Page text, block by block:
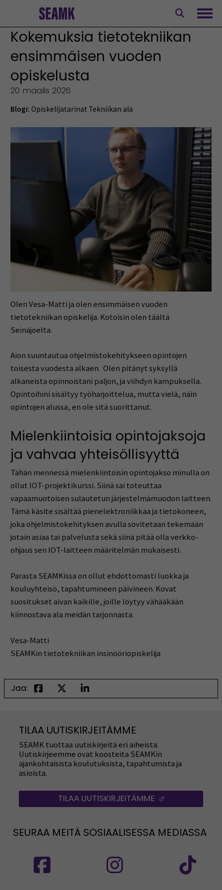
Kokemuksia tietotekniikan
ensimmäisen vuoden
opiskelusta
20 maalis 2026
Blogi: Opiskelijatarinat Tekniikan ala
Olen Vesa-Matti ja olen ensimmäisen vuoden
tietotekniikan opiskelija. Kotoisin olen täältä
Seinäjoelta.
Aion suuntautua ohjelmistokehitykseen opintojen
toisesta vuodesta alkaen. Olen pitänyt syksyllä
alkaneista opinnoistani paljon, ja viihdyn kampuksella.
Opintoihini sisältyy työharjoittelua, mutta vielä, näin
opintojen alussa, en ole sitä suorittanut.
Mielenkiintoisia opintojaksoja
ja vahvaa yhteisöllisyyttä
Tähän mennessä mielenkiintoisin opintojakso minulla on
ollut IOT-projektikurssi. Siinä sai toteuttaa
vapaamuotoisen sulautetun järjestelmämuodon laitteen.
Tämä käsite sisältää pienelektroniikkaa ja tietokoneen,
joka ohjelmistokehityksen avulla sovitetaan tekemään
jotain asiaa tai palvelusta sekä siinä pitää olla verkko-
ohjaus sen IOT-laitteen määritelmän mukaisesti.
Parasta SEAMKissa on ollut ehdottomasti luokka ja
kouluyhteisö, tapahtumineen päivineen. Kovat
suositukset aivan kaikille, joille löytyy vähääkään
kiinnostava ala meidän tarjonnasta.
Vesa-Matti
SEAMKin tietotekniikan insinööriopiskelija
Jaa:
TILAA UUTISKIRJEITÄMME
SEAMK tuottaa uutiskirjeitä eri aiheista.
Uutiskirjeemme ovat koosteita SEAMKin
ajankohtaisista koulutuksista, tapahtumista ja
asioista.
TILAA UUTISKIRJEITÄMME
SEURAA MEITÄ SOSIAALISESSA MEDIASSA